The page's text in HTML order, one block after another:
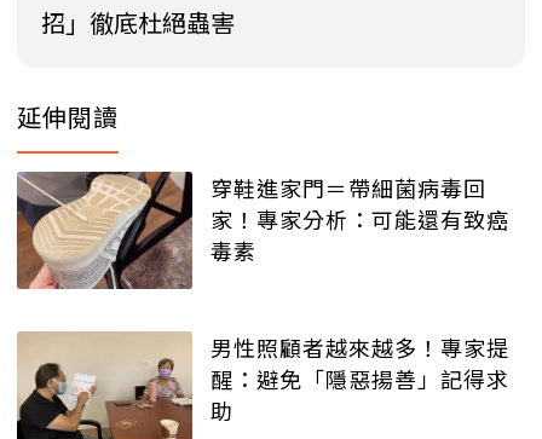
招」徹底杜絕蟲害
延伸閱讀
穿鞋進家門＝帶細菌病毒回
家！專家分析：可能還有致癌
毒素
男性照顧者越來越多！專家提
醒：避免「隱惡揚善」記得求
助